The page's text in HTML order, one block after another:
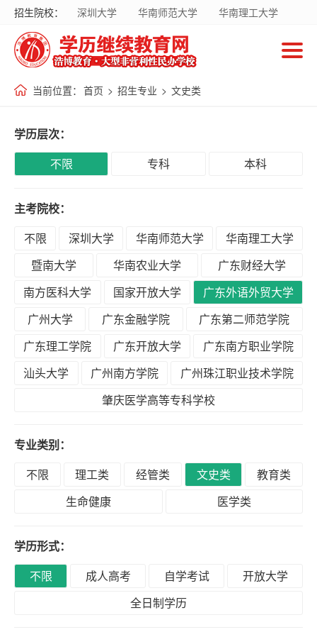
招生院校： 深圳大学 华南师范大学
华南理工大学
暨南大学
华南农业大学
广东财经大学
南方医科大学
国家开放大学
当前位置： 首页 > 招生专业 > 文史类
学历层次：
不限
专科 本科
主考院校：
不限
深圳大学 华南师范大学
华南理工大学
暨南大学
华南农业大学
广东财经大学
南方医科大学
国家开放大学
广东外语外贸大学
广州大学
广东金融学院
广东第二师范学院
广东理工学院
广东开放大学
广东南方职业学院
汕头大学
广州南方学院
广州珠江职业技术学院
肇庆医学高等专科学校
专业类别：
不限
理工类 经管类 文史类
教育类
生命健康
医学类
学历形式：
不限
成人高考 自学考试
开放大学
全日制学历